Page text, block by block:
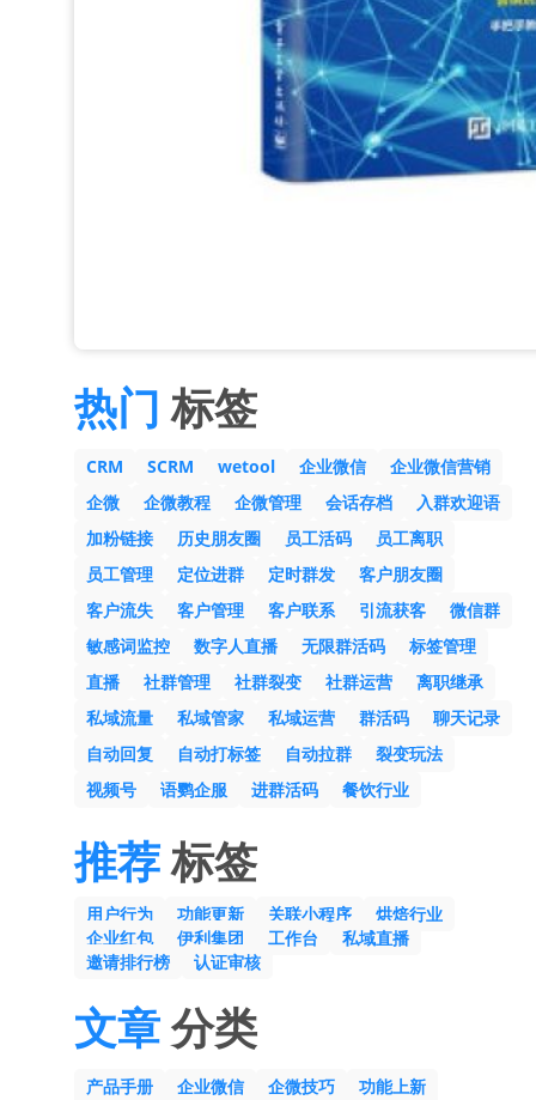
热门 标签
CRM SCRM wetool 企业微信
企业微信营销
企微
企微教程 企微管理 会话存档
入群欢迎语
加粉链接
历史朋友圈 员工活码
员工离职
员工管理
定位进群 定时群发
客户朋友圈
客户流失
客户管理 客户联系 引流获客
微信群
敏感词监控
数字人直播 无限群活码
标签管理
直播
社群管理 社群裂变 社群运营
离职继承
私域流量
私域管家 私域运营 群活码
聊天记录
自动回复
自动打标签 自动拉群
裂变玩法
视频号
语鹦企服 进群活码 餐饮行业
推荐标签
用户行为 功能更新 关联小程序
烘焙行业
企业红包
伊利集团 工作台
私域直播
邀请排行榜
认证审核
文章分类
产品手册 企业微信 企微技巧
功能上新